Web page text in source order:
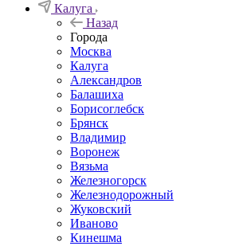
Калуга
Назад
Города
Москва
Калуга
Александров
Балашиха
Борисоглебск
Брянск
Владимир
Воронеж
Вязьма
Железногорск
Железнодорожный
Жуковский
Иваново
Кинешма